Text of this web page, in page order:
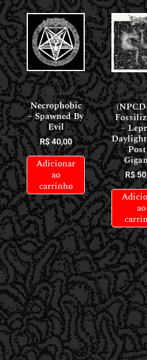
CDS
NACIONAIS
Necrophobic
– Spawned By
Evil
R$40,00
Adicionar
ao
carrinho
//
–
R$
ao